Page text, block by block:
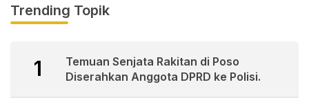
Trending Topik
1
Temuan Senjata Rakitan di Poso
Diserahkan Anggota DPRD ke Polisi.